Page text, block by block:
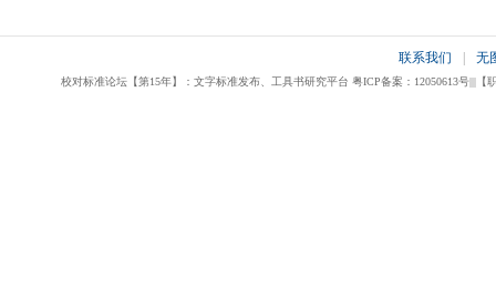
联系我们 无
校对标准论坛【第15年】：文字标准发布、工具书研究平台 粤ICP备案：12050613号|||【